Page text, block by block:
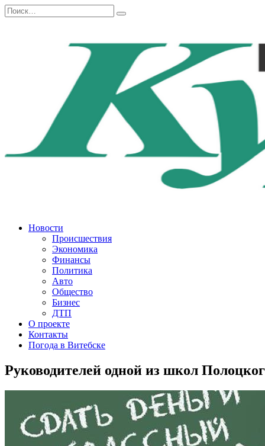
Перейти
к
Search
for:
Новости
Происшествия
Экономика
Финансы
Политика
Авто
Общество
Бизнес
ДТП
О проекте
Контакты
Погода в Витебске
Руководителей одной из школ